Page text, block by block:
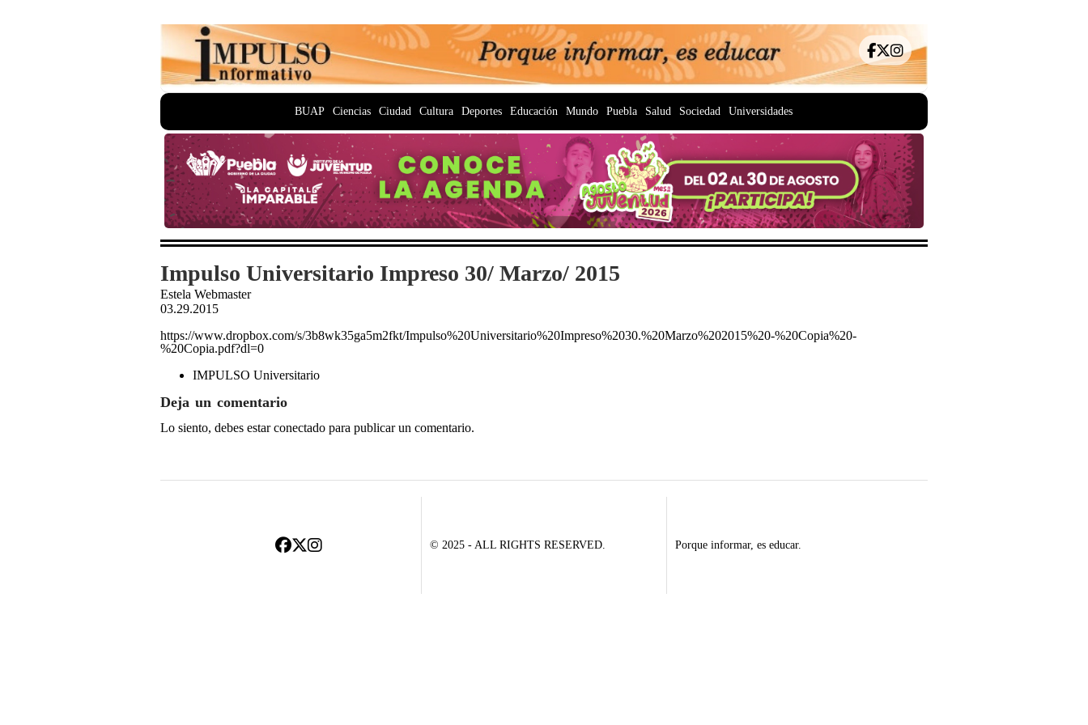
BUAP Ciencias Ciudad Cultura Deportes Educación Mundo Puebla Salud Sociedad Universidades
Impulso Universitario Impreso 30/ Marzo/ 2015
Estela Webmaster
03.29.2015
https://www.dropbox.com/s/3b8wk35ga5m2fkt/Impulso%20Universitario%20Impreso%2030.%20Marzo%202015%20-%20Copia%20-
%20Copia.pdf?dl=0
IMPULSO Universitario
Deja un comentario
Lo siento, debes estarconectado para publicar un comentario.
© 2025 - ALL RIGHTS RESERVED. Porque informar, es educar.